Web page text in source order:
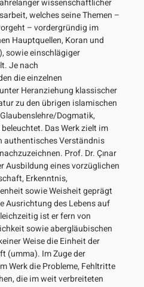
wissenschaftlicher
welches seine Themen –
– vordergründig im
Hauptquellen, Koran und
sowie einschlägiger
Je nach
die einzelnen
Heranziehung klassischer
zu den übrigen islamischen
Dogmatik,
Das Werk zielt im
authentisches Verständnis
Prof. Dr. Çınar
Ausbildung eines vorzüglichen
Erkenntnis,
sowie Weisheit geprägt
Ausrichtung des Lebens auf
ist er fern von
sowie abergläubischen
Weise die Einheit der
(umma). Im Zuge der
Werk die Probleme, Fehltritte
die im weit verbreiteten